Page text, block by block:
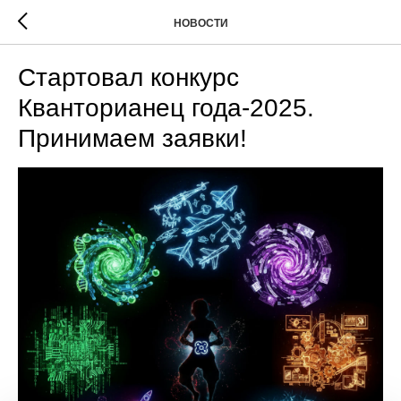
НОВОСТИ
Стартовал конкурс
Кванторианец года-2025.
Принимаем заявки!